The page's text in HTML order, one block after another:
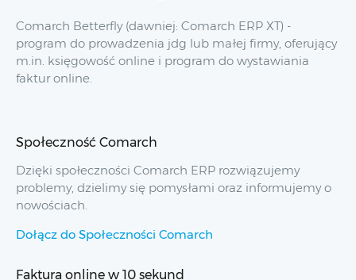
Comarch Betterfly (dawniej: Comarch ERP XT) -
program do prowadzenia jdg lub małej firmy, oferujący
m.in. księgowość online i program do wystawiania
faktur online.
Społeczność Comarch
Dzięki społeczności Comarch ERP rozwiązujemy
problemy, dzielimy się pomysłami oraz informujemy o
nowościach.
Dołącz do Społeczności Comarch
Faktura online w 10 sekund